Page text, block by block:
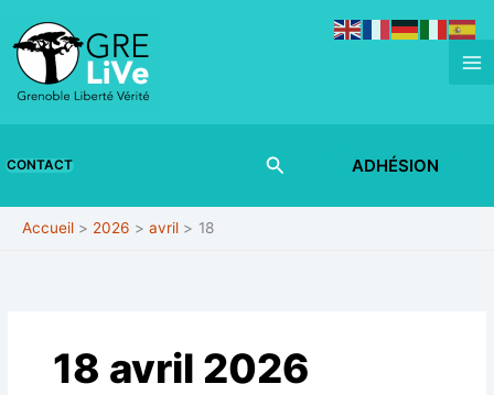
contenu
CONTACT RechercherADHÉSION
Accueil 2026 avril 18
18 avril 2026